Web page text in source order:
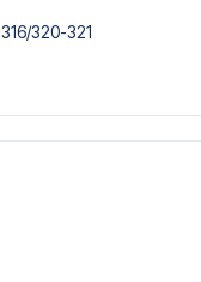
​320-321